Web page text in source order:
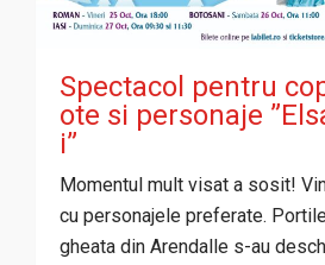
Spectacol pentru
ote si personaje
i”
Momentul mult visat a sosit!
cu personajele preferate.
gheata din Arendalle s-au